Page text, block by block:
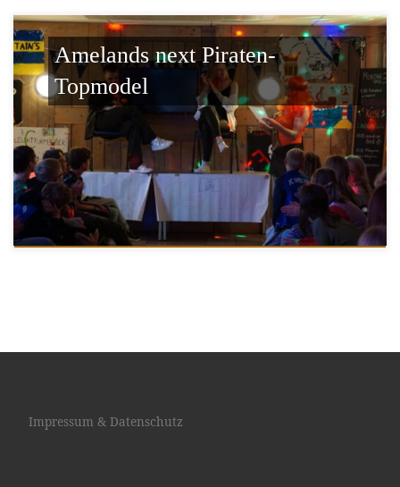
Amelands next Piraten-
Topmodel
Impressum & Datenschutz